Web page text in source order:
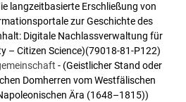
langzeitbasierte Erschließung von
zur Geschichte des
Digitale Nachlassverwaltung für
– Citizen Science)(79018-81-P122)
- (Geistlicher Stand oder
Domherren vom Westfälischen
Ära (1648–1815))